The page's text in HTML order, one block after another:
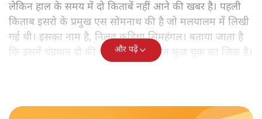
लेकिन हाल के समय में दो किताबें नहीं आने की खबर है। पहली
किताब इसरो के प्रमुख एस सोमनाथ की है जो मलयालम में लिखी
गई थी। इसका नाम है, निलवु कुडिचा सिमहंगल। बताया जाता है
कि इसमें चंद्रयान दो की नाकामी से संबंधित कुछ चूक का जिक्र है।
और पढ़ें